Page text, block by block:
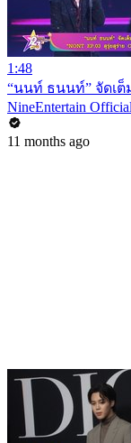
1:48
“นนท์ ธนนท์” จัดเต็
NineEntertain Official
11 months ago